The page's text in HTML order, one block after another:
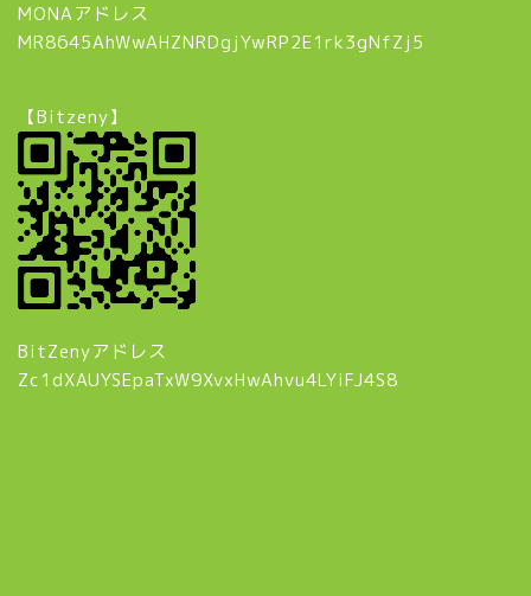
MONAアドレス
MR8645AhWwAHZNRDgjYwRP2E1rk3gNfZj5
【Bitzeny】
BitZenyアドレス
Zc1dXAUYSEpaTxW9XvxHwAhvu4LYiFJ4S8